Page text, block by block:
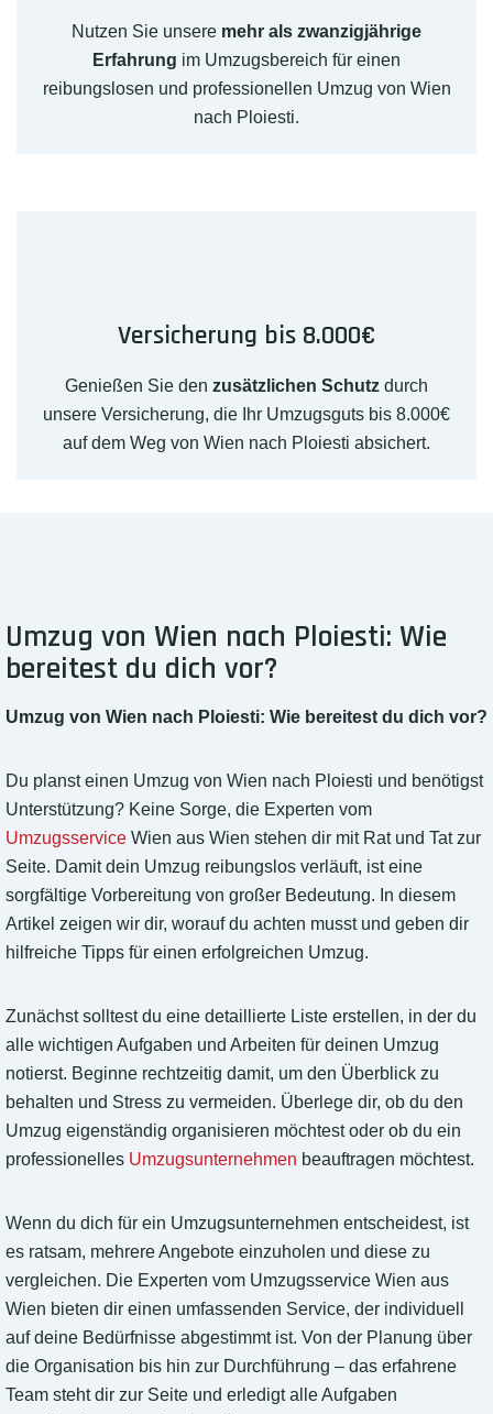
Nutzen Sie unsere mehr als zwanzigjährige
Erfahrung im Umzugsbereich für einen
reibungslosen und professionellen Umzug von Wien
nach Ploiesti.
Versicherung bis 8.000€
Genießen Sie den zusätzlichen Schutz durch
unsere Versicherung, die Ihr Umzugsguts bis 8.000€
auf dem Weg von Wien nach Ploiesti absichert.
Umzug von Wien nach Ploiesti: Wie
bereitest du dich vor?
Umzug von Wien nach Ploiesti: Wie bereitest du dich vor?
Du planst einen Umzug von Wien nach Ploiesti und benötigst
Unterstützung? Keine Sorge, die Experten vom
Umzugsservice Wien aus Wien stehen dir mit Rat und Tat zur
Seite. Damit dein Umzug reibungslos verläuft, ist eine
sorgfältige Vorbereitung von großer Bedeutung. In diesem
Artikel zeigen wir dir, worauf du achten musst und geben dir
hilfreiche Tipps für einen erfolgreichen Umzug.
Zunächst solltest du eine detaillierte Liste erstellen, in der du
alle wichtigen Aufgaben und Arbeiten für deinen Umzug
notierst. Beginne rechtzeitig damit, um den Überblick zu
behalten und Stress zu vermeiden. Überlege dir, ob du den
Umzug eigenständig organisieren möchtest oder ob du ein
professionelles Umzugsunternehmen beauftragen möchtest.
Wenn du dich für ein Umzugsunternehmen entscheidest, ist
es ratsam, mehrere Angebote einzuholen und diese zu
vergleichen. Die Experten vom Umzugsservice Wien aus
Wien bieten dir einen umfassenden Service, der individuell
auf deine Bedürfnisse abgestimmt ist. Von der Planung über
die Organisation bis hin zur Durchführung – das erfahrene
Team steht dir zur Seite und erledigt alle Aufgaben